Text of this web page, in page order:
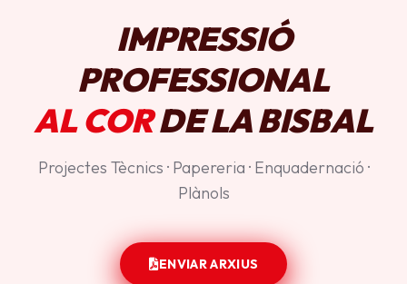
IMPRESSIÓ
PROFESSIONAL
AL CORDE LA BISBAL
Projectes Tècnics · Papereria · Enquadernació ·
Plànols
ENVIAR ARXIUS